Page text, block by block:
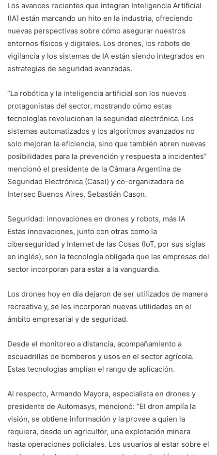
Los avances recientes que integran Inteligencia Artificial
(IA) están marcando un hito en la industria, ofreciendo
nuevas perspectivas sobre cómo asegurar nuestros
entornos físicos y digitales. Los drones, los robots de
vigilancia y los sistemas de IA están siendo integrados en
estrategias de seguridad avanzadas.
“La robótica y la inteligencia artificial son los nuevos
protagonistas del sector, mostrando cómo estas
tecnologías revolucionan la seguridad electrónica. Los
sistemas automatizados y los algoritmos avanzados no
solo mejoran la eficiencia, sino que también abren nuevas
posibilidades para la prevención y respuesta a incidentes”
mencionó el presidente de la Cámara Argentina de
Seguridad Electrónica (Casel) y co-organizadora de
Intersec Buenos Aires, Sebastián Cason.
Seguridad: innovaciones en drones y robots, más IA
Estas innovaciones, junto con otras como la
ciberseguridad y Internet de las Cosas (IoT, por sus siglas
en inglés), son la tecnología obligada que las empresas del
sector incorporan para estar a la vanguardia.
Los drones hoy en día dejaron de ser utilizados de manera
recreativa y, se les incorporan nuevas utilidades en el
ámbito empresarial y de seguridad.
Desde el monitoreo a distancia, acompañamiento a
escuadrillas de bomberos y usos en el sector agrícola.
Estas tecnologías amplían el rango de aplicación.
Al respecto, Armando Mayora, especialista en drones y
presidente de Automasys, mencionó: “El dron amplía la
visión, se obtiene información y la provee a quien la
requiera, desde un agricultor, una explotación minera
hasta operaciones policiales. Los usuarios al estar sobre el